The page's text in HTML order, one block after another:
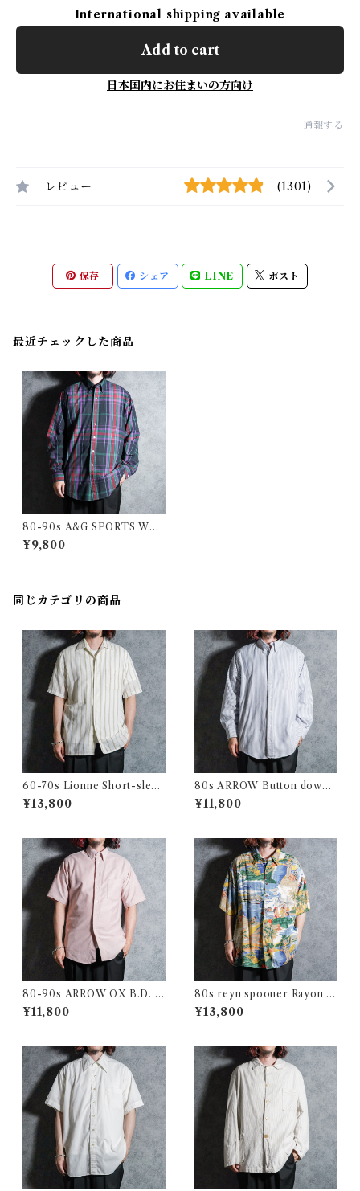
International shipping available
Add to cart
日本国内にお住まいの方向け
通報する
レビュー (1301)
保存 シェア LINE ポスト
最近チェックした商品
80-90s A&G SPORTS WEA
R BD Check Shirts Made in
USA Oxford Industries オ
製
¥9,800
同じカテゴリの商品
60-70s Lionne Short-sleev
e Stripe Shirts フランス製 半
袖 ストライプ シャツ
¥13,800
80s ARROW Button down
Oxford Shirts アロー ボタン
ダウン オックスフォード シャ
¥11,800
80-90s ARROW OX B.D. S
hirts アロー オックスフォー
ド 半袖 ボタンダウン シャツ
¥11,800
80s reyn spooner Rayon Al
oha Shirts レインスプーナー
レーヨン アロハシャツ
¥13,800